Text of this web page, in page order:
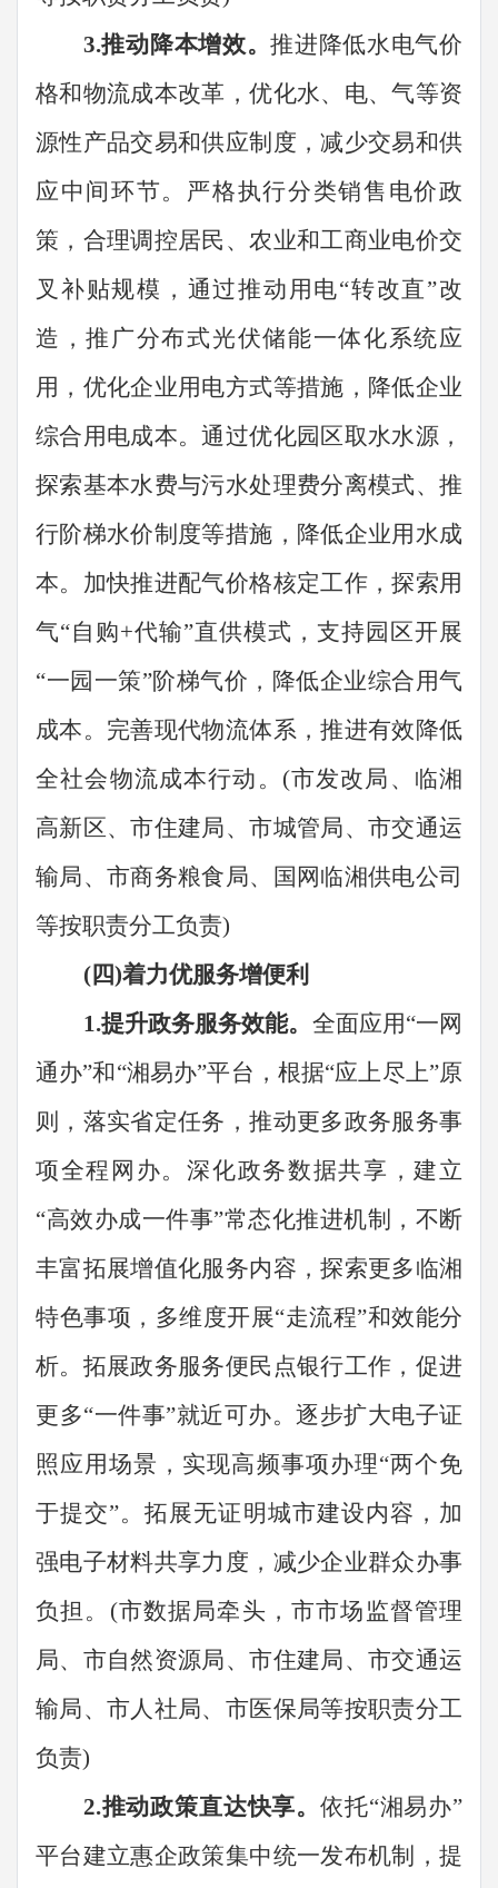
3.推动降本增效。推进降低水电气价
格和物流成本改革，优化水、电、气等资
源性产品交易和供应制度，减少交易和供
应中间环节。严格执行分类销售电价政
策，合理调控居民、农业和工商业电价交
叉补贴规模，通过推动用电“转改直”改
造，推广分布式光伏储能一体化系统应
用，优化企业用电方式等措施，降低企业
综合用电成本。通过优化园区取水水源，
探索基本水费与污水处理费分离模式、推
行阶梯水价制度等措施，降低企业用水成
本。加快推进配气价格核定工作，探索用
气“自购+代输”直供模式，支持园区开展
“一园一策”阶梯气价，降低企业综合用气
成本。 完善现代物流体系，推进有效降低
全社会物流成本行动。 (市发改局、 临湘
高新区、市住建局、市城管局、市交通运
输局、市商务粮食局、国网临湘供电公司
等按职责分工负责)
(四)着力优服务增便利
1.提升政务服务效能。 全面应用“一网
通办”和“湘易办”平台 ， 根据“应上尽上”原
则，落实省定任务，推动更多政务服务事
项全程网办。深化政务数据共享，建立
“高效办成一件事”常态化推进机制， 不断
丰富拓展增值化服务内容，探索更多临湘
特色事项， 多维度开展“走流程”和效能分
析。 拓展政务服务便民点银行工作，促进
更多“一件事”就近可办。逐步扩大电子证
照应用场景，实现高频事项办理“两个免
于提交”。拓展无证明城市建设内容，加
强电子材料共享力度，减少企业群众办事
负担。 (市数据局牵头 ， 市市场 监督管理
局、市自然资源局、市住建局、市交通运
输局、市人社局、市医保局等按职责分工
负责)
2.推动政策直达快享。依托“湘易办”
平台建立惠企政策集中统一发布机制，提